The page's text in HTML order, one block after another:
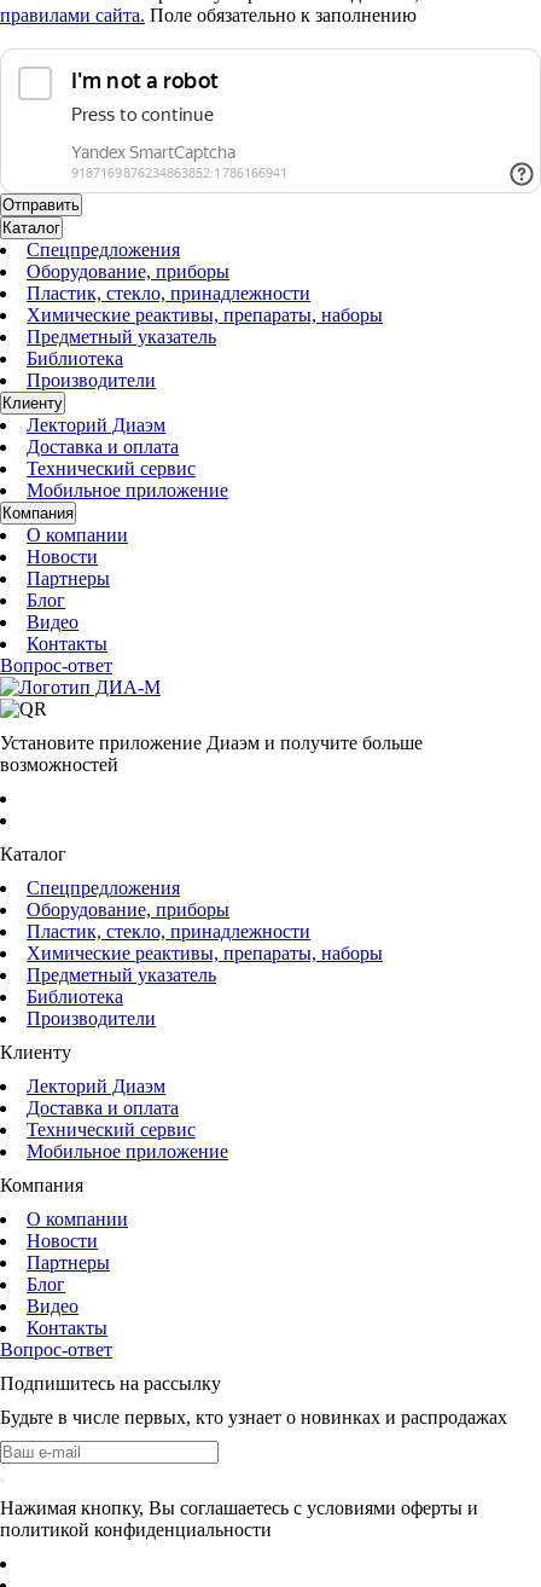
правилами сайта. Поле обязательно к заполнению
Каталог
Спецпредложения
Оборудование, приборы
Пластик, стекло, принадлежности
Химические реактивы, препараты, наборы
Предметный указатель
Библиотека
Производители
Клиенту
Лекторий Диаэм
Доставка и оплата
Технический сервис
Мобильное приложение
Компания
О компании
Новости
Партнеры
Блог
Видео
Контакты
Вопрос-ответ
Установите приложение Диаэм и получите больше
возможностей
Каталог
Спецпредложения
Оборудование, приборы
Пластик, стекло, принадлежности
Химические реактивы, препараты, наборы
Предметный указатель
Библиотека
Производители
Клиенту
Лекторий Диаэм
Доставка и оплата
Технический сервис
Мобильное приложение
Компания
О компании
Новости
Партнеры
Блог
Видео
Контакты
Вопрос-ответ
Подпишитесь на рассылку
Будьте в числе первых, кто узнает о новинках и распродажах
Нажимая кнопку, Вы соглашаетесь с условиями оферты и
политикой конфиденциальности